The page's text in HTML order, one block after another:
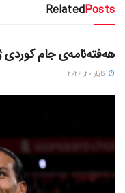
RelatedPosts
دسته‌بندی نشده
هەفتەنامەی جام کوردی
ئایار 20, 2026